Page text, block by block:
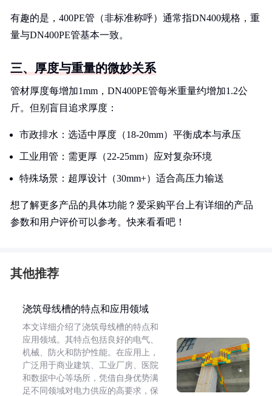
有趣的是，400PE管（非标准称呼）通常指DN400规格，重
量与DN400PE管基本一致。
三、厚度与重量的微妙关系
管材厚度每增加1mm，DN400PE管每米重量约增加1.2公
斤。但别盲目追求厚度：
市政排水：选适中厚度（18-20mm）平衡成本与承压
工业用管：需更厚（22-25mm）应对复杂环境
特殊场景：超厚设计（30mm+）适合高压力输送
想了解更多产品的具体功能？爱采购平台上有详细的产品
参数和用户评价可以参考。快来看看吧！
其他推荐
浇筑母线槽的特点和应用领域
本文详细介绍了浇筑母线槽的特点和
应用领域。其特点包括良好的电气、
机械、防火和防护性能。在应用上，
广泛用于商业建筑、工业厂房、医院
和数据中心等场所，凭借自身优势满
足不同领域对电力供应的高要求，保